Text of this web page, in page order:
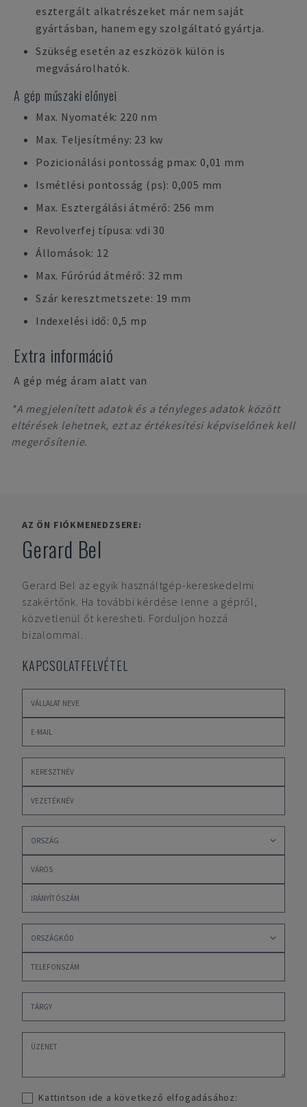
esztergált alkatrészeket már nem saját
gyártásban, hanem egy szolgáltató gyártja.
Szükség esetén az eszközök külön is
megvásárolhatók.
A gép műszaki előnyei
Max. Nyomaték: 220 nm
Max. Teljesítmény: 23 kw
Pozicionálási pontosság pmax: 0,01 mm
Ismétlési pontosság (ps): 0,005 mm
Max. Esztergálási átmérő: 256 mm
Revolverfej típusa: vdi 30
Állomások: 12
Max. Fúrórúd átmérő: 32 mm
Szár keresztmetszete: 19 mm
Indexelési idő: 0,5 mp
Extra információ
A gép még áram alatt van
*A megjelenített adatok és a tényleges adatok között
eltérések lehetnek, ezt az értékesítési képviselőnek kell
megerősítenie.
AZ ÖN FIÓKMENEDZSERE:
Gerard Bel
Gerard Bel az egyik használtgép-kereskedelmi
szakértőnk. Ha további kérdése lenne a gépről,
közvetlenül őt keresheti. Forduljon hozzá
bizalommal.
KAPCSOLATFELVÉTEL
Kattintson ide a következő elfogadásához: